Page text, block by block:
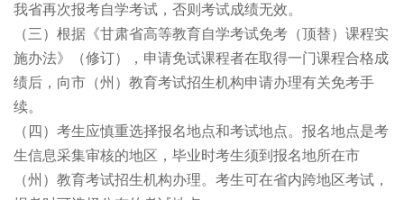
我省再次报考自学考试，否则考试成绩无效。
（三） 根据《甘肃省高等教育自学考试免考（顶替）课程实
施办法》（修订），申请免试课程者在取得一门课程合格成
绩后，向市（州）教育考试招生机构申请办理有关免考手
续。
（四） 考生应慎重选择报名地点和考试地点。报名地点是考
生信息采集审核的地区，毕业时考生须到报名地所在市
（州）教育考试招生机构办理。考生可在省内跨地区考试，